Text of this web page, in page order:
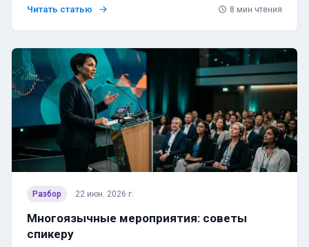
Читать статью 8 мин чтения
Разбор 22 июн. 2026 г.
Многоязычные мероприятия: советы
спикеру